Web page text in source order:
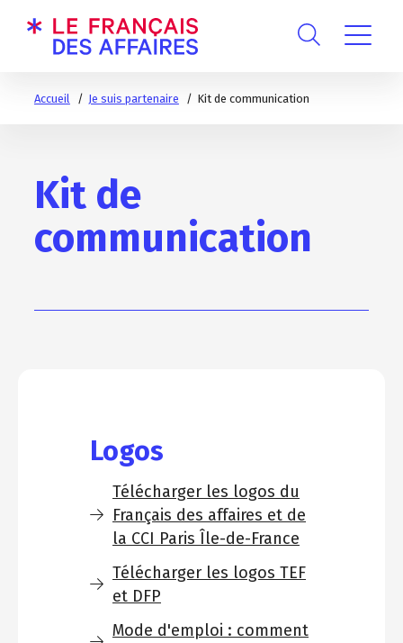
Accueil Je suis partenaire Kit de communication
Kit de
communication
Logos
Télécharger les logos du
Français des affaires et de
la CCI Paris Île-de-France
Télécharger les logos TEF
et DFP
Mode d'emploi : comment